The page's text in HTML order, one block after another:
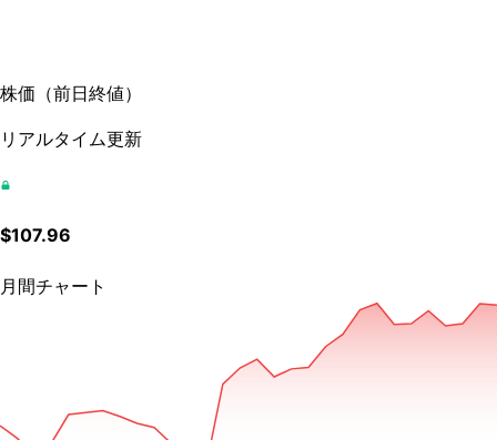
株価 （前日終値）
リアルタイム更新
$107.96
月間チャート